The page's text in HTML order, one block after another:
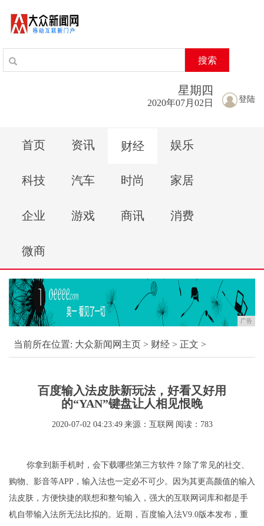
搜索
登陆
星期 四
2020年07月02日
首页 资讯 财经 娱乐
科技 汽车 时尚 家居
企业 游戏 商讯 消费
微商
广告
当前所在位置: 大众新闻网主页 > 财经 > 正文 >
百度输入法皮肤新玩法，好看又好用
的“YAN”键盘让人相见恨晚
2020-07-02 04:23:49 来源：互联网 阅读：783
你拿到新手机时，会下载哪些第三方软件？除了常见的社交、
购物、影音等APP，输入法也一定必不可少。因为其更高颜值的输入
法皮肤，方便快捷的联想和整句输入，强大的互联网词库和都是手
机自带输入法所无法比拟的。近期，百度输入法V9.0版本发布，重